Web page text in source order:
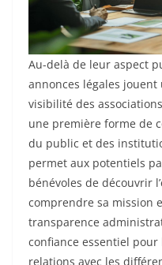
Au-delà de leur aspect
annonces légales
visibilité des
une première forme de
du public et des
permet aux potentiels
bénévoles de découvrir
comprendre sa mission
transparence
confiance essentiel
relations avec les